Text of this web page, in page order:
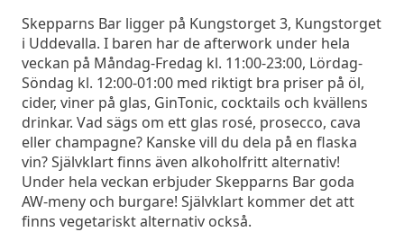
Skepparns Bar ligger på Kungstorget 3, Kungstorget
i Uddevalla. I baren har de afterwork under hela
veckan på Måndag-Fredag kl. 11:00-23:00, Lördag-
Söndag kl. 12:00-01:00 med riktigt bra priser på öl,
cider, viner på glas, GinTonic, cocktails och kvällens
drinkar. Vad sägs om ett glas rosé, prosecco, cava
eller champagne? Kanske vill du dela på en flaska
vin? Självklart finns även alkoholfritt alternativ!
Under hela veckan erbjuder Skepparns Bar goda
AW-meny och burgare! Självklart kommer det att
finns vegetariskt alternativ också.